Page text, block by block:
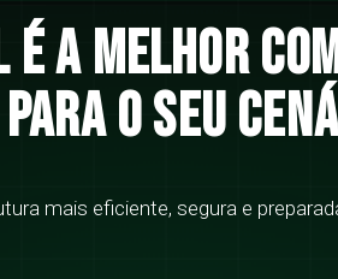
a melhor
o seu
mais eficiente, segura e